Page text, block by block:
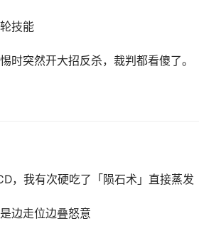
技能
时突然开大招反杀，裁判都看傻了。
，我有次硬吃了「陨石术」直接蒸发
边走位边叠怒意